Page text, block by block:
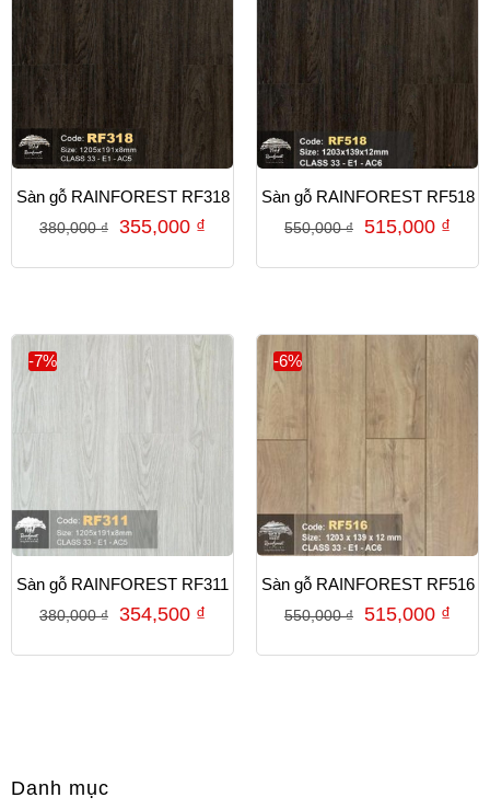
Sàn gỗ RAINFOREST RF318
380,000₫ 355,000 ₫
Sàn gỗ RAINFOREST RF518
550,000₫ 515,000 ₫
-7%
Sàn gỗ RAINFOREST RF311
380,000₫ 354,500 ₫
-6%
Sàn gỗ RAINFOREST RF516
550,000₫ 515,000 ₫
Danh mục